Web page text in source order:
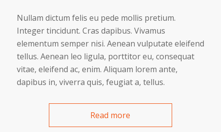
Nullam dictum felis eu pede mollis pretium.
Integer tincidunt. Cras dapibus. Vivamus
elementum semper nisi. Aenean vulputate eleifend
tellus. Aenean leo ligula, porttitor eu, consequat
vitae, eleifend ac, enim. Aliquam lorem ante,
dapibus in, viverra quis, feugiat a, tellus.
Read more